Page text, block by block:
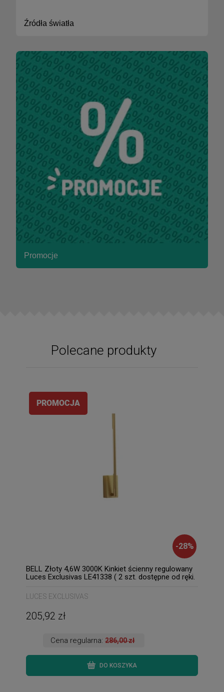
Źródła światła
Promocje
Polecane produkty
-28%
BELL Złoty 4,6W 3000K Kinkiet ścienny regulowany
Luces Exclusivas LE41338 ( 2 szt. dostępne od ręki.
LUCES EXCLUSIVAS
205,92 zł
Cena regularna:286,00 zł
DO KOSZYKA
PROMOCJA